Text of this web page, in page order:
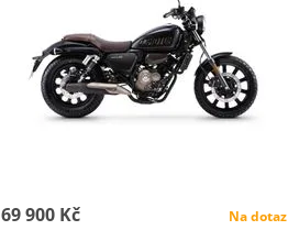
69 900 Kč Na dotaz